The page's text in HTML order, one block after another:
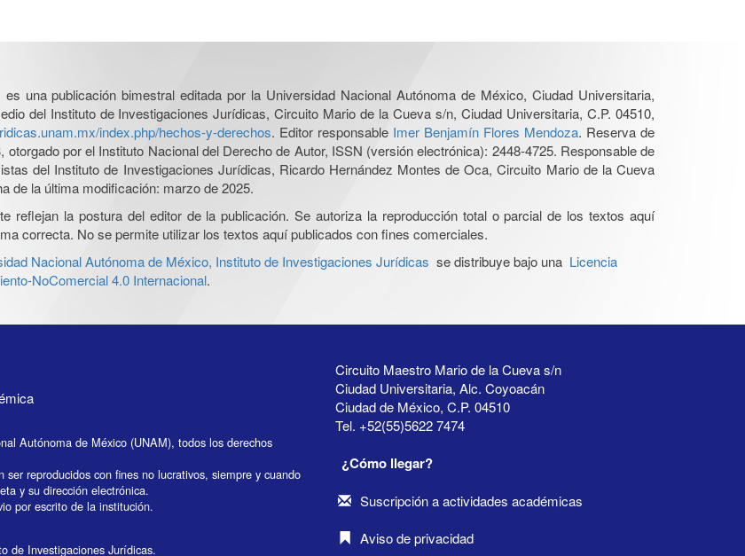
una publicación bimestral editada por la Universidad Nacional Autónoma de México, Ciudad Universitaria,
del Instituto de Investigaciones Jurídicas, Circuito Mario de la Cueva s/n, Ciudad Universitaria, C.P. 04510,
index.php/hechos-y-derechos. Editor responsable Imer Benjamín Flores Mendoza. Reserva de
por el Instituto Nacional del Derecho de Autor, ISSN (versión electrónica): 2448-4725. Responsable de
del Instituto de Investigaciones Jurídicas, Ricardo Hernández Montes de Oca, Circuito Mario de la Cueva
de la última modificación: marzo de 2025.
reflejan la postura del editor de la publicación. Se autoriza la reproducción total o parcial de los textos aquí
correcta. No se permite utilizar los textos aquí publicados con fines comerciales.
Nacional Autónoma de México, Instituto de Investigaciones Jurídicas se distribuye bajo una Licencia
NoComercial 4.0 Internacional.
Autónoma de México (UNAM), todos los derechos
ser reproducidos con fines no lucrativos, siempre y cuando
y su dirección electrónica.
por escrito de la institución.
de Investigaciones Jurídicas.
Circuito Maestro Mario de la Cueva s/n
Ciudad Universitaria, Alc. Coyoacán
Ciudad de México, C.P. 04510
Tel. +52(55)5622 7474
¿Cómo llegar?
Suscripción a actividades académicas
Aviso de privacidad